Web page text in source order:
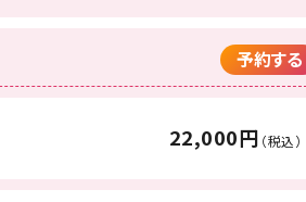
予約する
22,000円 （税込）